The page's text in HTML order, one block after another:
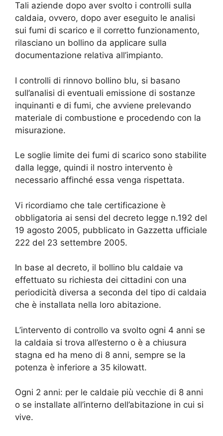
Tali aziende dopo aver svolto i controlli sulla
caldaia, ovvero, dopo aver eseguito le analisi
sui fumi di scarico e il corretto funzionamento,
rilasciano un bollino da applicare sulla
documentazione relativa all’impianto.
I controlli di rinnovo bollino blu, si basano
sull’analisi di eventuali emissione di sostanze
inquinanti e di fumi, che avviene prelevando
materiale di combustione e procedendo con la
misurazione.
Le soglie limite dei fumi di scarico sono stabilite
dalla legge, quindi il nostro intervento è
necessario affinché essa venga rispettata.
Vi ricordiamo che tale certificazione è
obbligatoria ai sensi del decreto legge n.192 del
19 agosto 2005, pubblicato in Gazzetta ufficiale
222 del 23 settembre 2005.
In base al decreto, il bollino blu caldaie va
effettuato su richiesta dei cittadini con una
periodicità diversa a seconda del tipo di caldaia
che è installata nella loro abitazione.
L’intervento di controllo va svolto ogni 4 anni se
la caldaia si trova all’esterno o è a chiusura
stagna ed ha meno di 8 anni, sempre se la
potenza è inferiore a 35 kilowatt.
Ogni 2 anni: per le caldaie più vecchie di 8 anni
o se installate all’interno dell’abitazione in cui si
vive.